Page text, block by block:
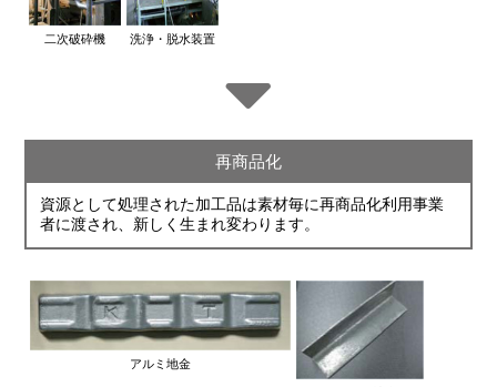
二次破砕機 洗浄・脱水装置
再商品化
資源として処理された加工品は素材毎に再商品化利用事業
者に渡され、新しく生まれ変わります。
アルミ地金